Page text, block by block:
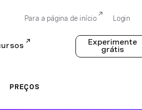
Experimente
grátis
Para a página de início Login
PREÇOS